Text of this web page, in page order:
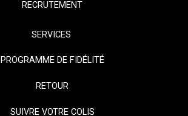
RECRUTEMENT
SERVICES
PROGRAMME DE FIDÉLITÉ
RETOUR
SUIVRE VOTRE COLIS